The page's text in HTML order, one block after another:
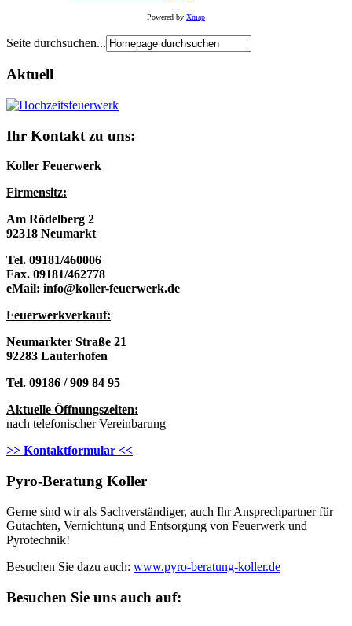
Powered by Xmap
Seite durchsuchen...
Aktuell
Ihr Kontakt zu uns:
Koller Feuerwerk
Firmensitz:
Am Rödelberg 2
92318 Neumarkt
Tel. 09181/460006
Fax. 09181/462778
eMail: info@koller-feuerwerk.de
Feuerwerkverkauf:
Neumarkter Straße 21
92283 Lauterhofen
Tel. 09186 / 909 84 95
Aktuelle Öffnungszeiten:
nach telefonischer Vereinbarung
>> Kontaktformular <<
Pyro-Beratung Koller
Gerne sind wir als Sachverständiger, auch Ihr Ansprechpartner für
Gutachten, Vernichtung und Entsorgung von Feuerwerk und
Pyrotechnik!
Besuchen Sie dazu auch: www.pyro-beratung-koller.de
Besuchen Sie uns auch auf: